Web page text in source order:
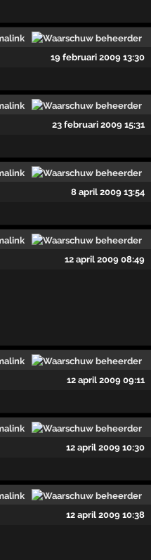
19 februari 2009 13:30
23 februari 2009 15:31
8 april 2009 13:54
12 april 2009 08:49
12 april 2009 09:11
12 april 2009 10:30
12 april 2009 10:38